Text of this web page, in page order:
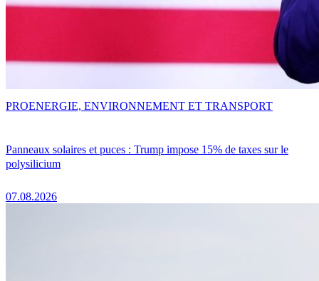
Panneaux solaires et puces : Trump impose 15% de taxes sur le
polysilicium
07.08.2026
PROENERGIE, ENVIRONNEMENT ET TRANSPORT